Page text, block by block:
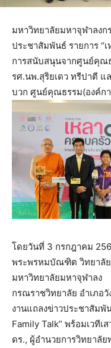
มหาวิทยาลัยมหาจุฬาลง
ประชาสัมพันธ์ รายการ “
การสนับสนุนจากศูนย์คุณ
รศ.นพ.สุริยเดว ทรีปาตี แ
บวก ศูนย์คุณธรรม(องค์ก
โดยวันที่ 3 กรกฎาคม
พระพรหมบัณฑิต วิทยาลั
มหาวิทยาลัยมหาจุฬาลง
กรณราชวิทยาลัย อำเภอ
งานแถลงข่าวประชาสัมพั
Family Talk” พร้อมเวที
ดร., ผู้อำนวยการวิทยาลั